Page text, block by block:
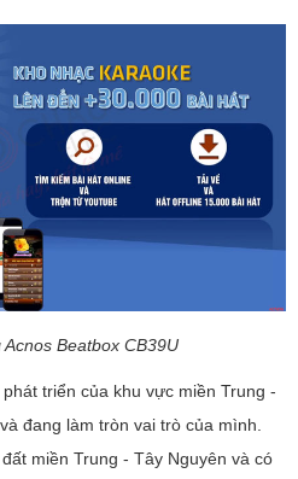
Beatbox CB39U
triển của khu vực miền Trung -
đang làm tròn vai trò của mình.
miền Trung - Tây Nguyên và có